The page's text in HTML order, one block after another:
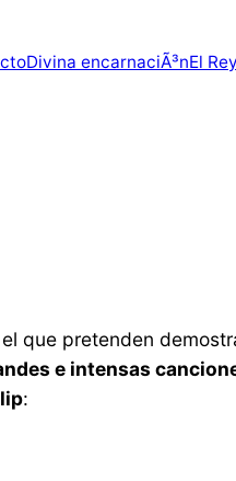
Divina encarnaciÃ³nEl
que pretenden
e intensas
: